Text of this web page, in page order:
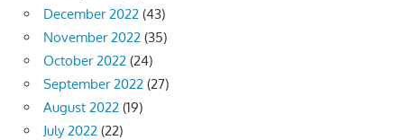
December 2022 (43)
November 2022 (35)
October 2022 (24)
September 2022 (27)
August 2022 (19)
July 2022 (22)